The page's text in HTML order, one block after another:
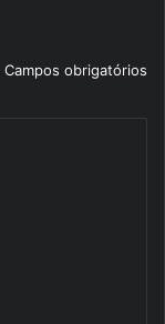
Campos obrigatórios